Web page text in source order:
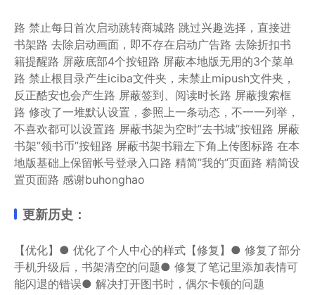
路 禁止每日首次启动跳转商城路 跳过兴趣选择，直接进
书架路 去除启动画面，即不存在启动广告路 去除折扣书
籍提醒路 屏蔽底部4个按钮路 屏蔽本地版无用的3个菜单
路 禁止根目录产生iciba文件夹，未禁止mipush文件夹，
反正酷安也会产生路 屏蔽签到、阅读时长路 屏蔽搜索框
路 修改了一堆默认设置，参照上一条动态，不一一列举，
不喜欢都可以设置路 屏蔽书架为空时”去书城”按钮路 屏蔽
书架”领书币”按钮路 屏蔽书架书籍左下角上传图标路 在本
地版基础上保留帐号登录入口路 精简”我的”页面路 精简设
置页面路 感谢buhonghao
更新历史：
【优化】 ● 优化了个人中心的样式 【修复】 ● 修复了部分
手机升级后，书架清空的问题● 修复了笔记里添加表情可
能闪退的错误● 解决打开图书时，偶尔卡顿的问题